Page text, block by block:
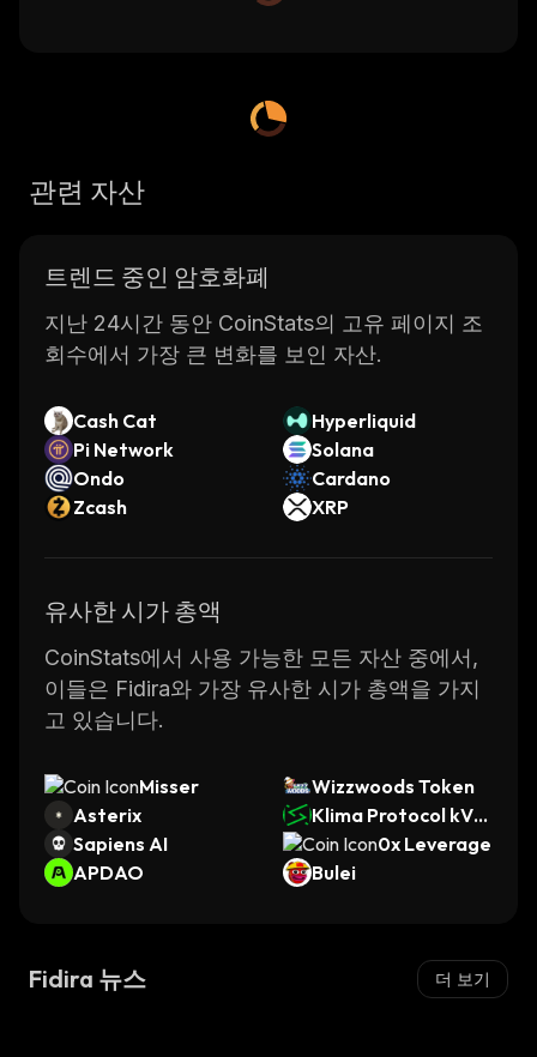
관련 자산
트렌드 중인 암호화폐
지난 24시간 동안 CoinStats의 고유 페이지 조
회수에서 가장 큰 변화를 보인 자산.
Cash Cat
Hyperliquid
Pi Network
Solana
Ondo
Cardano
Zcash
XRP
유사한 시가 총액
CoinStats에서 사용 가능한 모든 자산 중에서,
이들은 Fidira와 가장 유사한 시가 총액을 가지
고 있습니다.
Misser
Wizzwoods Token
Asterix
Klima Protocol kVC
M
Sapiens AI
0x Leverage
APDAO
Bulei
Fidira 뉴스 더 보기